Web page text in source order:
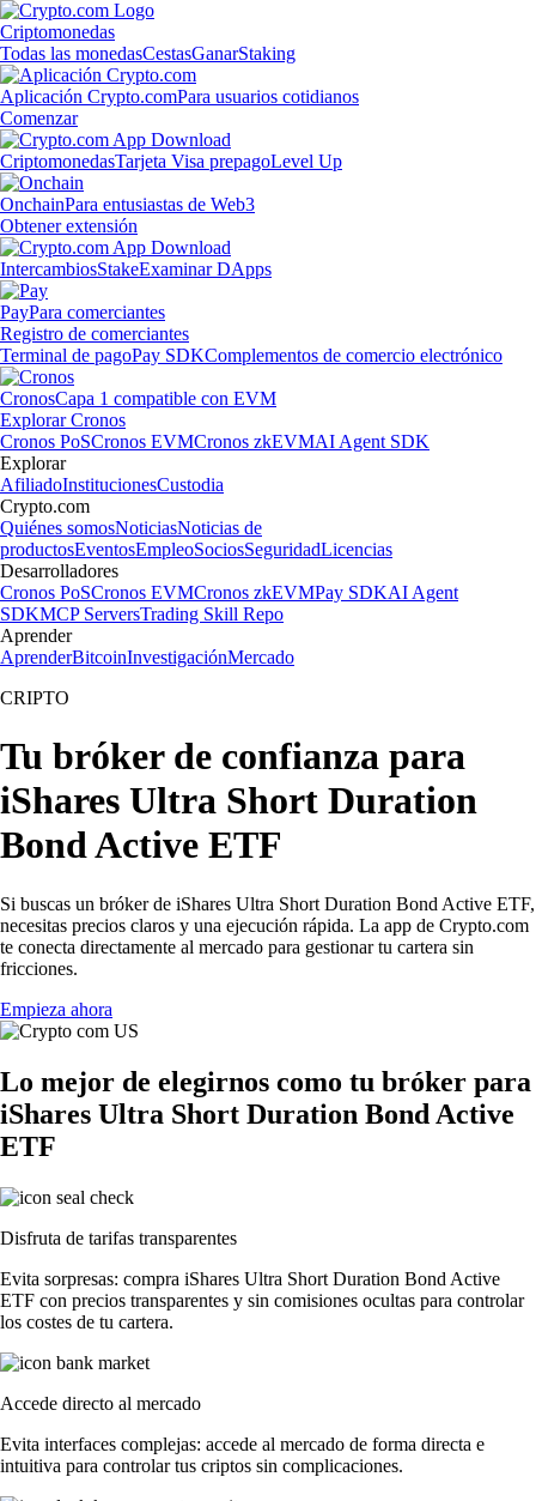
Criptomonedas
Todas las monedasCestasGanarStaking
Aplicación Crypto.comPara usuarios cotidianos
Comenzar
CriptomonedasTarjeta Visa prepagoLevel Up
OnchainPara entusiastas de Web3
Obtener extensión
IntercambiosStakeExaminar DApps
PayPara comerciantes
Registro de comerciantes
Terminal de pagoPay SDKComplementos de comercio electrónico
CronosCapa 1 compatible con EVM
Explorar Cronos
Cronos PoSCronos EVMCronos zkEVMAI Agent SDK
Explorar
AfiliadoInstitucionesCustodia
Crypto.com
Quiénes somosNoticiasNoticias de
productosEventosEmpleoSociosSeguridadLicencias
Desarrolladores
Cronos PoSCronos EVMCronos zkEVMPay SDKAI Agent
SDKMCP ServersTrading Skill Repo
Aprender
AprenderBitcoinInvestigaciónMercado
CRIPTO
Tu bróker de confianza para
iShares Ultra Short Duration
Bond Active ETF
Si buscas un bróker de iShares Ultra Short Duration Bond Active ETF,
necesitas precios claros y una ejecución rápida. La app de Crypto.com
te conecta directamente al mercado para gestionar tu cartera sin
fricciones.
Empieza ahora
Lo mejor de elegirnos como tu bróker para
iShares Ultra Short Duration Bond Active
ETF
Disfruta de tarifas transparentes
Evita sorpresas: compra iShares Ultra Short Duration Bond Active
ETF con precios transparentes y sin comisiones ocultas para controlar
los costes de tu cartera.
Accede directo al mercado
Evita interfaces complejas: accede al mercado de forma directa e
intuitiva para controlar tus criptos sin complicaciones.